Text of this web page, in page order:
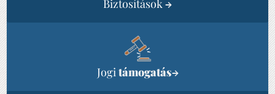
Biztosítások→
Jogi támogatás→